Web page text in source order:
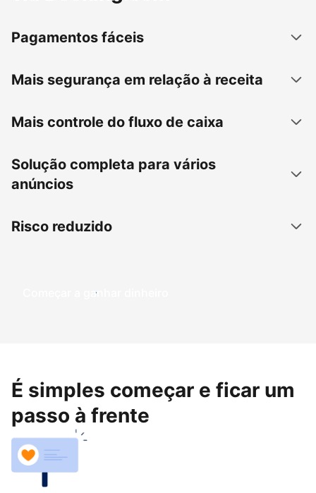
Pagamentos fáceis
Mais segurança em relação à receita
Mais controle do fluxo de caixa
Solução completa para vários
anúncios
Risco reduzido
Começar a ganhar dinheiro
É simples começar e ficar um
passo à frente